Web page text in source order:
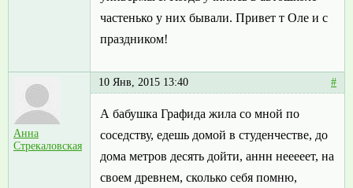
частенько у них бывали. Привет т Оле и с
праздником!
Анна
Стрекаловская
10 Янв, 2015 13:40 #
А бабушка Графида жила со мной по
соседству, едешь домой в студенчестве, до
дома метров десять дойти, аннн нееееет, на
своем древнем, сколько себя помню,